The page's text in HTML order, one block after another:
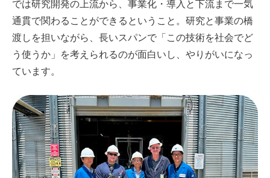
では研究開発の上流から、事業化・導入と下流まで一気
通貫で関わることができるということ。研究と事業の橋
渡しを担いながら、長いスパンで「この技術を社会でど
う使うか」を考えられるのが面白いし、やりがいになっ
ています。